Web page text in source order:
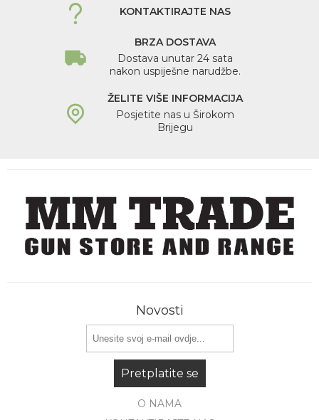
KONTAKTIRAJTE NAS
BRZA DOSTAVA
Dostava unutar 24 sata
nakon uspiješne narudžbe.
ŽELITE VIŠE INFORMACIJA
Posjetite nas u Širokom
Brijegu
Novosti
Pretplatite se
O NAMA